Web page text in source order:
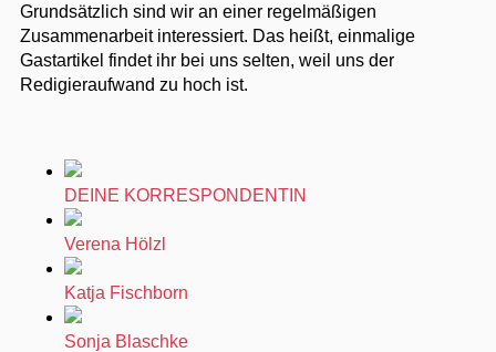
Grundsätzlich sind wir an einer regelmäßigen
Zusammenarbeit interessiert. Das heißt, einmalige
Gastartikel findet ihr bei uns selten, weil uns der
Redigieraufwand zu hoch ist.
DEINE KORRESPONDENTIN
Verena Hölzl
Katja Fischborn
Sonja Blaschke